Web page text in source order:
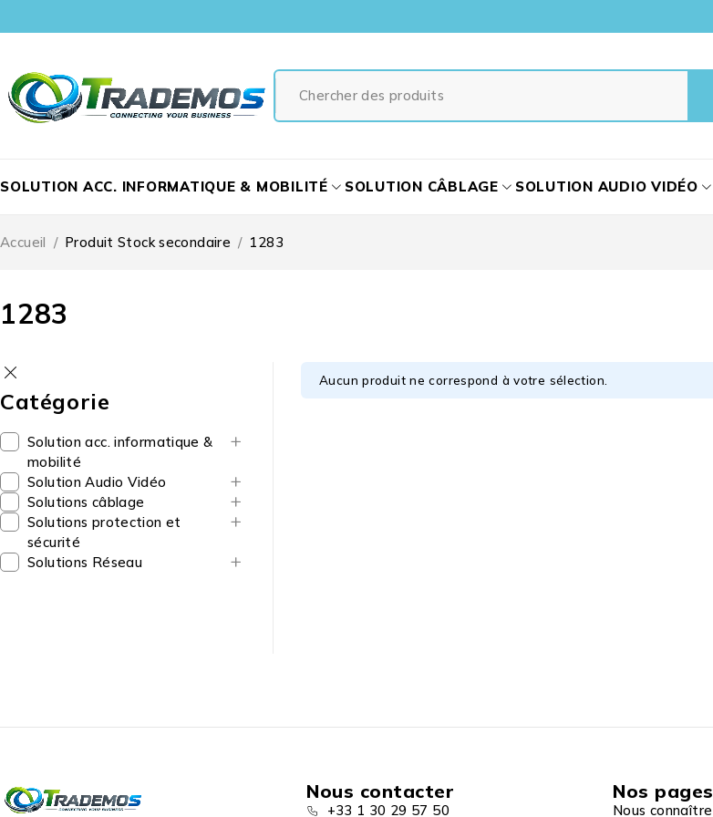
SOLUTION ACC. INFORMATIQUE & MOBILITÉ SOLUTION CÂBLAGE SOLUTION AUDIO VIDÉO
1283
Accueil / Produit Stock secondaire / 1283
Catégorie
Solution acc. informatique &
mobilité
Solution Audio Vidéo
Solutions câblage
Solutions protection et
sécurité
Solutions Réseau
Aucun produit ne correspond à votre sélection.
Nous contacter
+33 1 30 29 57 50
Nos pages
Nous connaître